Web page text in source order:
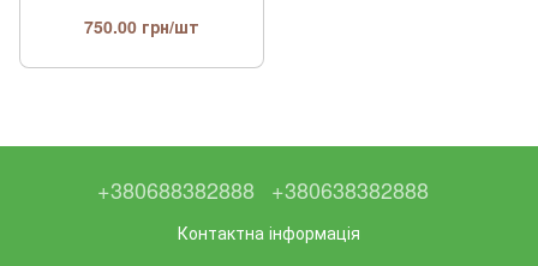
750.00 грн/шт
+380688382888 +380638382888
Контактна інформація